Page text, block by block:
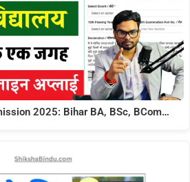
2025: Bihar BA, BSc, BCom…